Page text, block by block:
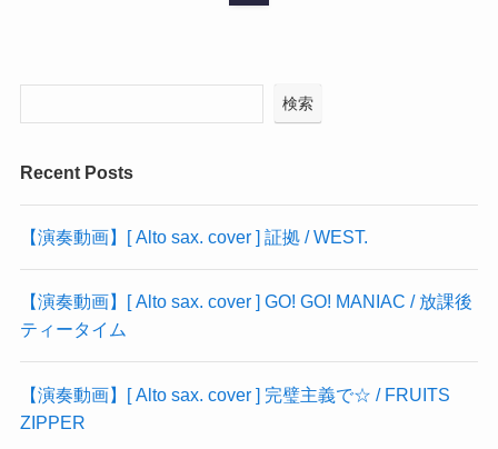
検索
Recent Posts
【演奏動画】[ Alto sax. cover ] 証拠 / WEST.
【演奏動画】[ Alto sax. cover ] GO! GO! MANIAC / 放課後
ティータイム
【演奏動画】[ Alto sax. cover ] 完璧主義で☆ / FRUITS
ZIPPER